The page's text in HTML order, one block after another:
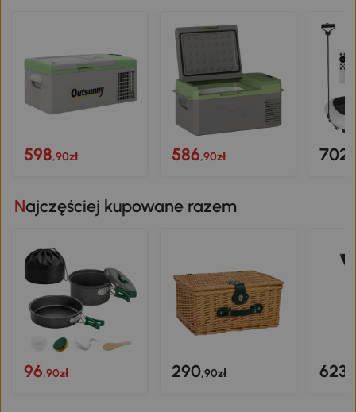
598,90zł 586,90zł 702
Najczęściej kupowane razem
96,90zł 290,90zł 623